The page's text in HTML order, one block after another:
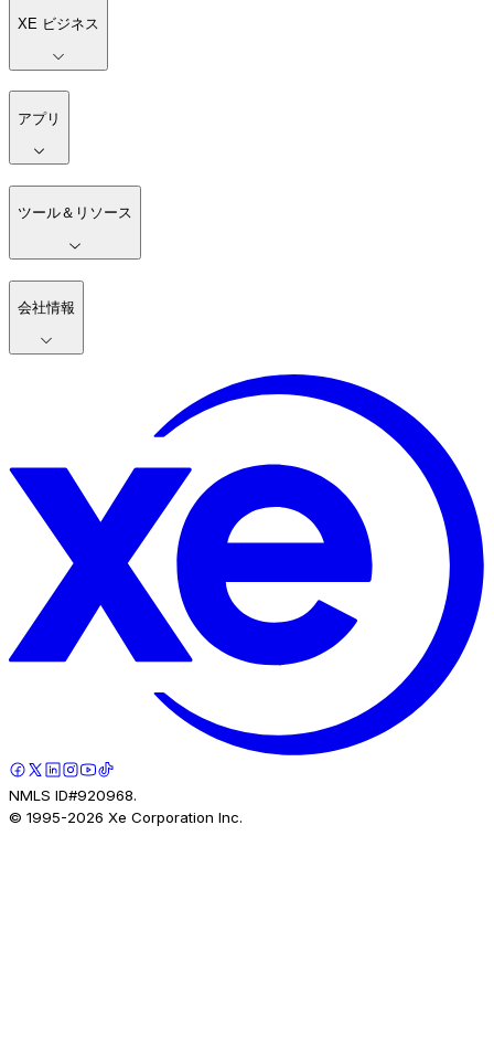
XE ビジネス
アプリ
ツール＆リソース
会社情報
NMLS ID#920968.
© 1995-2026 Xe Corporation Inc.